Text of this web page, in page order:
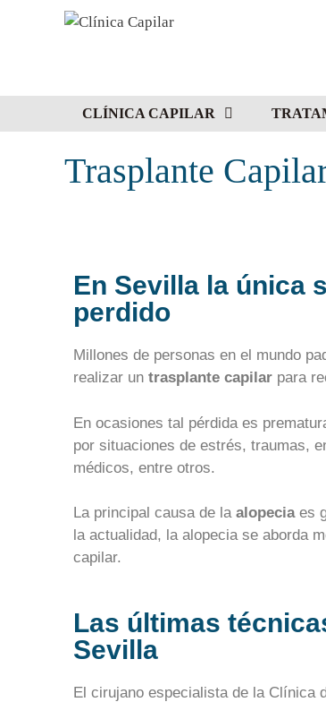
CLÍNICA CAPILAR
Trasplante
En Sevilla la única
perdido
Millones de personas en el mundo
realizar un trasplante capilar para
En ocasiones tal pérdida es
por situaciones de estrés, traumas,
médicos, entre otros.
La principal causa de la alopecia es
la actualidad, la alopecia se aborda
capilar.
Las últimas
Sevilla
El cirujano especialista de la Clínica